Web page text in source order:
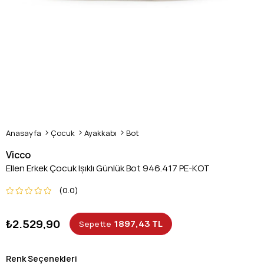
Anasayfa Çocuk Ayakkabı Bot
Vicco
Ellen Erkek Çocuk Işıklı Günlük Bot 946.417 PE-KOT
0.0
₺2.529,90 Sepette 1897,43 TL
Renk Seçenekleri